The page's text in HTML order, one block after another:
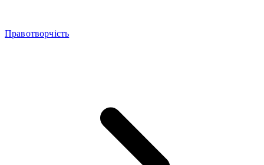
Правотворчість